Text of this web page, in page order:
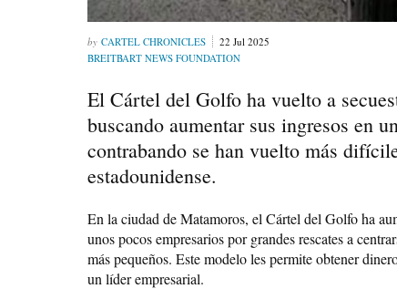
CARTEL CHRONICLES
22 Jul 2025
BREITBART NEWS FOUNDATION
El Cártel del Golfo ha vuelto a
buscando aumentar sus ingresos en
contrabando se han vuelto más
estadounidense.
En la ciudad de Matamoros, el Cártel del Golfo ha
unos pocos empresarios por grandes rescates a
más pequeños. Este modelo les permite obtener
un líder empresarial.